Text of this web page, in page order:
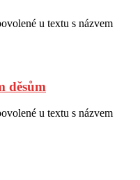
u textu s názvem
děsům
u textu s názvem